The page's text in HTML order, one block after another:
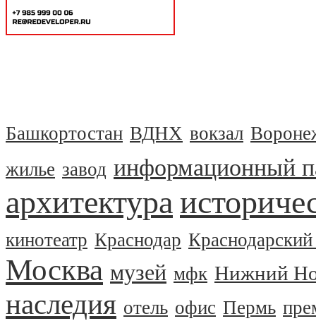
Башкортостан ВДНХ вокзал
жилье завод информационный
архитектура
кинотеатр Краснодар
Москва музей мфк Нижний
наследия отель офис Пермь